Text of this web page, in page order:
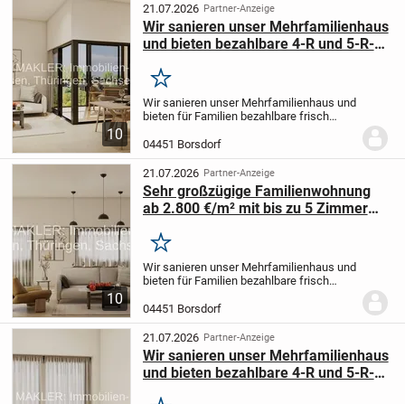
10
21.07.2026 Partner-Anzeige
Wir sanieren unser Mehrfamilienhaus
und bieten bezahlbare 4-R und 5-R-
Merken
Wir sanieren unser Mehrfamilienhaus und
bieten für Familien bezahlbare frisch
Raumwohnungen an, meistens mit
Balkon oder Loggia.Bitte melden Sie sich
bei Interesse...
04451 Borsdorf
10
21.07.2026 Partner-Anzeige
Sehr großzügige Familienwohnung
ab 2.800 €/m² mit bis zu 5 Zimmer
Merken
Wir sanieren unser Mehrfamilienhaus und
bieten für Familien bezahlbare frisch
Raumwohnungen an, meistens mit
Balkon oder Loggia.Bitte melden Sie sich
bei Interesse...
04451 Borsdorf
21.07.2026 Partner-Anzeige
Wir sanieren unser Mehrfamilienhaus
und bieten bezahlbare 4-R und 5-R-